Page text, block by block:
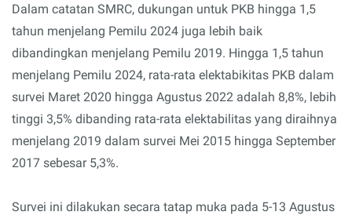
Dalam catatan SMRC, dukungan untuk PKB hingga 1,5
tahun menjelang Pemilu 2024 juga lebih baik
dibandingkan menjelang Pemilu 2019. Hingga 1,5 tahun
menjelang Pemilu 2024, rata-rata elektabikitas PKB dalam
survei Maret 2020 hingga Agustus 2022 adalah 8,8%, lebih
tinggi 3,5% dibanding rata-rata elektabilitas yang diraihnya
menjelang 2019 dalam survei Mei 2015 hingga September
2017 sebesar 5,3%.
Survei ini dilakukan secara tatap muka pada 5-13 Agustus